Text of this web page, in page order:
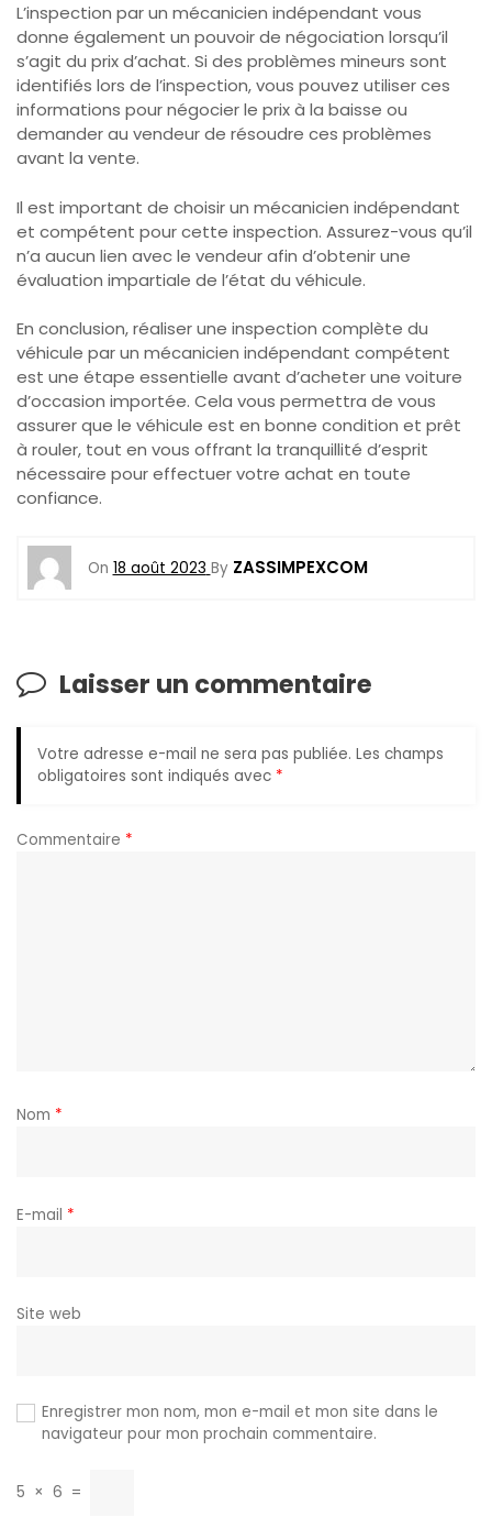
L’inspection par un mécanicien indépendant vous
donne également un pouvoir de négociation lorsqu’il
s’agit du prix d’achat. Si des problèmes mineurs sont
identifiés lors de l’inspection, vous pouvez utiliser ces
informations pour négocier le prix à la baisse ou
demander au vendeur de résoudre ces problèmes
avant la vente.
Il est important de choisir un mécanicien indépendant
et compétent pour cette inspection. Assurez-vous qu’il
n’a aucun lien avec le vendeur afin d’obtenir une
évaluation impartiale de l’état du véhicule.
En conclusion, réaliser une inspection complète du
véhicule par un mécanicien indépendant compétent
est une étape essentielle avant d’acheter une voiture
d’occasion importée. Cela vous permettra de vous
assurer que le véhicule est en bonne condition et prêt
à rouler, tout en vous offrant la tranquillité d’esprit
nécessaire pour effectuer votre achat en toute
confiance.
On 18 août 2023 By ZASSIMPEXCOM
Laisser un commentaire
Votre adresse e-mail ne sera pas publiée. Les champs
obligatoires sont indiqués avec *
Commentaire *
Nom *
E-mail *
Site web
Enregistrer mon nom, mon e-mail et mon site dans le
navigateur pour mon prochain commentaire.
5 × 6 =